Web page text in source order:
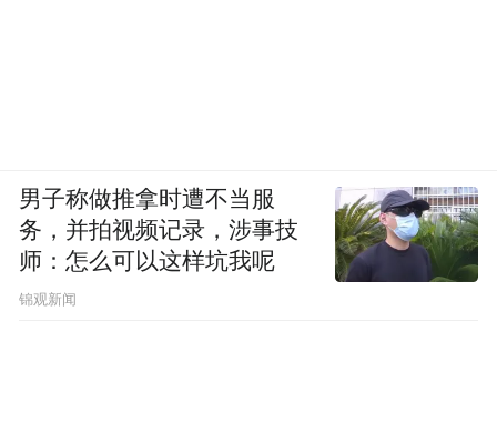
男子称做推拿时遭不当服
务，并拍视频记录，涉事技
师：怎么可以这样坑我呢
锦观新闻